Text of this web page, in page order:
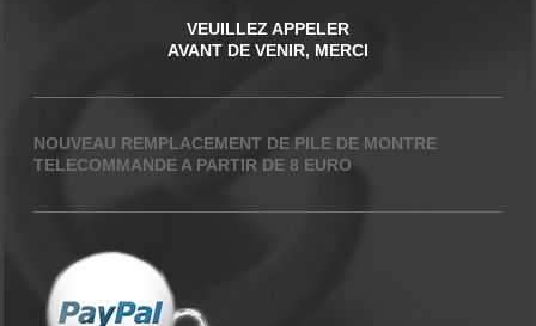
VEUILLEZ APPELER
AVANT DE VENIR, MERCI
NOUVEAU REMPLACEMENT DE PILE DE MONTRE
TELECOMMANDE A PARTIR DE 8 EURO